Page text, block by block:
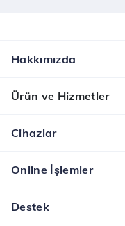
Hakkımızda
Ürün ve Hizmetler
Cihazlar
Online İşlemler
Destek